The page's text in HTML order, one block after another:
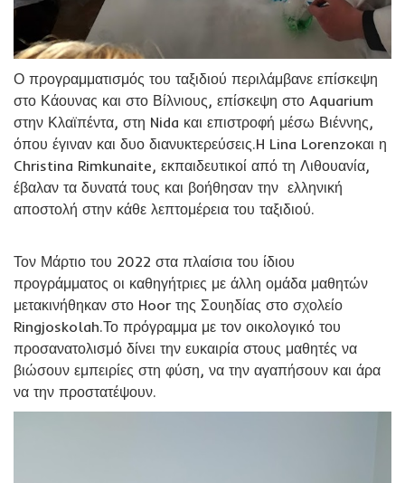
Ο προγραμματισμός του ταξιδιού περιλάμβανε επίσκεψη
στο Κάουνας και στο Βίλνιους, επίσκεψη στο Aquarium
στην Κλαϊπέντα, στη Nida και επιστροφή μέσω Βιέννης,
όπου έγιναν και δυο διανυκτερεύσεις.H Lina Lorenzoκαι η
Christina Rimkunaite, εκπαιδευτικοί από τη Λιθουανία,
έβαλαν τα δυνατά τους και βοήθησαν την ελληνική
αποστολή στην κάθε λεπτομέρεια του ταξιδιού.
Τον Μάρτιο του 2022 στα πλαίσια του ίδιου
προγράμματος οι καθηγήτριες με άλλη ομάδα μαθητών
μετακινήθηκαν στο Hoor της Σουηδίας στο σχολείο
Ringjoskolah.Το πρόγραμμα με τον οικολογικό του
προσανατολισμό δίνει την ευκαιρία στους μαθητές να
βιώσουν εμπειρίες στη φύση, να την αγαπήσουν και άρα
να την προστατέψουν.